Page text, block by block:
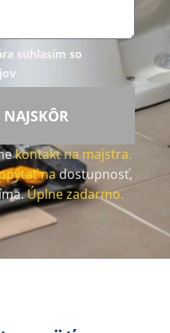
súhlasím so
kontakt na majstra.
nadostupnosť,
Úplne zadarmo.